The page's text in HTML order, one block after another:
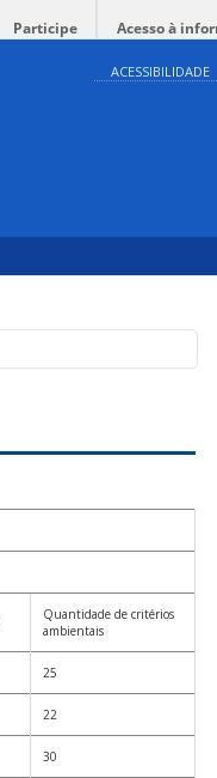
Participe Acesso à
ACESSIBILIDADE
Quantidade de critérios
ambientais
25
22
30